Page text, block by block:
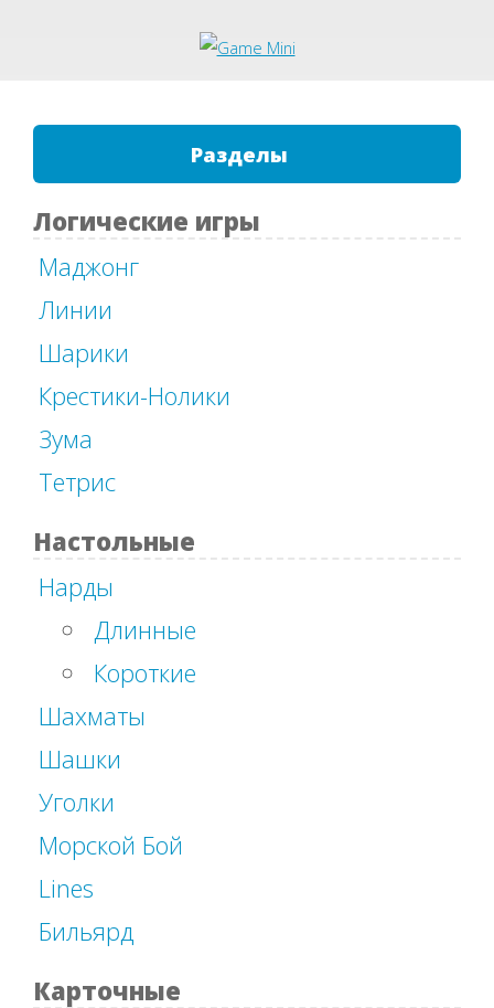
Разделы
Логические игры
Маджонг
Линии
Шарики
Крестики-Нолики
Зума
Тетрис
Настольные
Нарды
Длинные
Короткие
Шахматы
Шашки
Уголки
Морской Бой
Lines
Бильярд
Карточные